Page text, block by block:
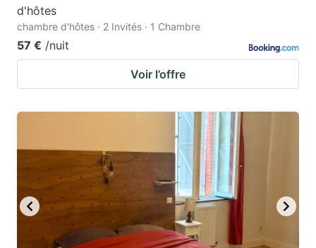
d'hôtes
chambre d'hôtes · 2 Invités · 1 Chambre
57 € /nuit
Voir l’offre